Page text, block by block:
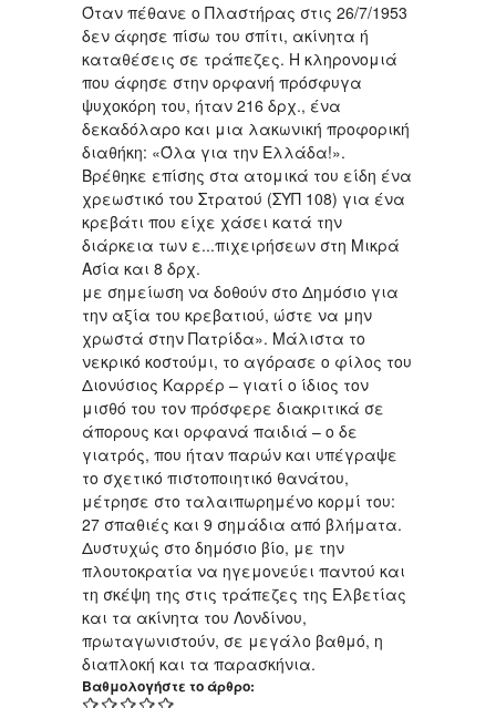
Όταν πέθανε ο Πλαστήρας στις 26/7/1953
δεν άφησε πίσω του σπίτι, ακίνητα ή
καταθέσεις σε τράπεζες. Η κληρονομιά
που άφησε στην ορφανή πρόσφυγα
ψυχοκόρη του, ήταν 216 δρχ., ένα
δεκαδόλαρο και μια λακωνική προφορική
διαθήκη: «Όλα για την Ελλάδα!».
Βρέθηκε επίσης στα ατομικά του είδη ένα
χρεωστικό του Στρατού (ΣΥΠ 108) για ένα
κρεβάτι που είχε χάσει κατά την
διάρκεια των ε...πιχειρήσεων στη Μικρά
Ασία και 8 δρχ.
με σημείωση να δοθούν στο Δημόσιο για
την αξία του κρεβατιού, ώστε να μην
χρωστά στην Πατρίδα». Μάλιστα το
νεκρικό κοστούμι, το αγόρασε ο φίλος του
Διονύσιος Καρρέρ – γιατί ο ίδιος τον
μισθό του τον πρόσφερε διακριτικά σε
άπορους και ορφανά παιδιά – ο δε
γιατρός, που ήταν παρών και υπέγραψε
το σχετικό πιστοποιητικό θανάτου,
μέτρησε στο ταλαιπωρημένο κορμί του:
27 σπαθιές και 9 σημάδια από βλήματα.
Δυστυχώς στο δημόσιο βίο, με την
πλουτοκρατία να ηγεμονεύει παντού και
τη σκέψη της στις τράπεζες της Ελβετίας
και τα ακίνητα του Λονδίνου,
πρωταγωνιστούν, σε μεγάλο βαθμό, η
διαπλοκή και τα παρασκήνια.
Βαθμολογήστε το άρθρο: